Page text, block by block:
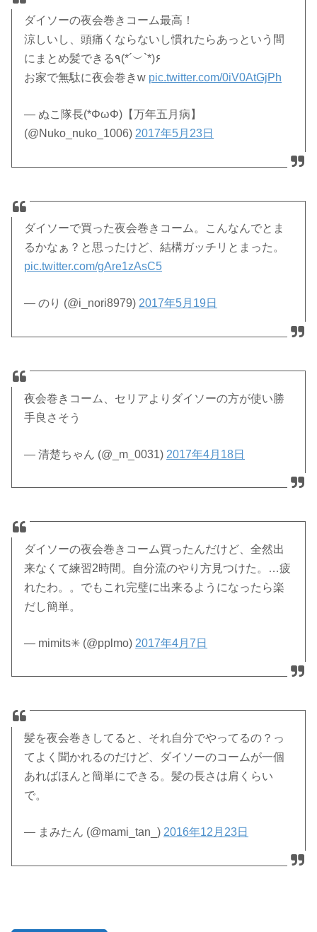
ダイソーの夜会巻きコーム最高！
涼しいし、頭痛くならないし慣れたらあっという間
にまとめ髪できる٩(*´︶`*)۶
お家で無駄に夜会巻きw pic.twitter.com/0iV0AtGjPh
— ぬこ隊長(*ΦωΦ)【万年五月病】
(@Nuko_nuko_1006) 2017年5月23日
ダイソーで買った夜会巻きコーム。こんなんでとま
るかなぁ？と思ったけど、結構ガッチリとまった。
pic.twitter.com/gAre1zAsC5
— のり (@i_nori8979)2017年5月19日
夜会巻きコーム、セリアよりダイソーの方が使い勝
手良さそう
— 清楚ちゃん (@_m_0031) 2017年4月18日
ダイソーの夜会巻きコーム買ったんだけど、全然出
来なくて練習2時間。自分流のやり方見つけた。…疲
れたわ。。でもこれ完璧に出来るようになったら楽
だし簡単。
— mimits✳︎ (@pplmo) 2017年4月7日
髪を夜会巻きしてると、それ自分でやってるの？っ
てよく聞かれるのだけど、ダイソーのコームが一個
あればほんと簡単にできる。髪の長さは肩くらい
で。
— まみたん (@mami_tan_) 2016年12月23日